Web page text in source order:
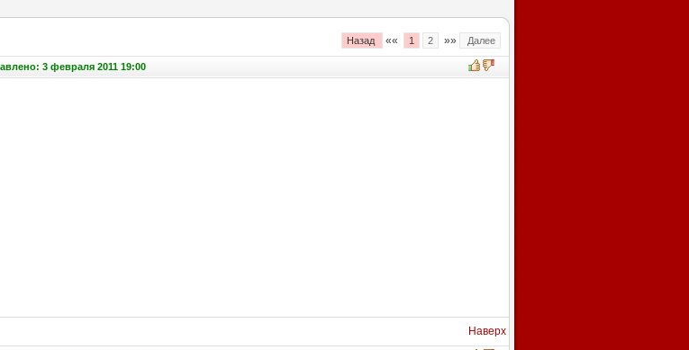
Назад «« 1 2 »» Далее
3 февраля 2011 19:00
Наверх